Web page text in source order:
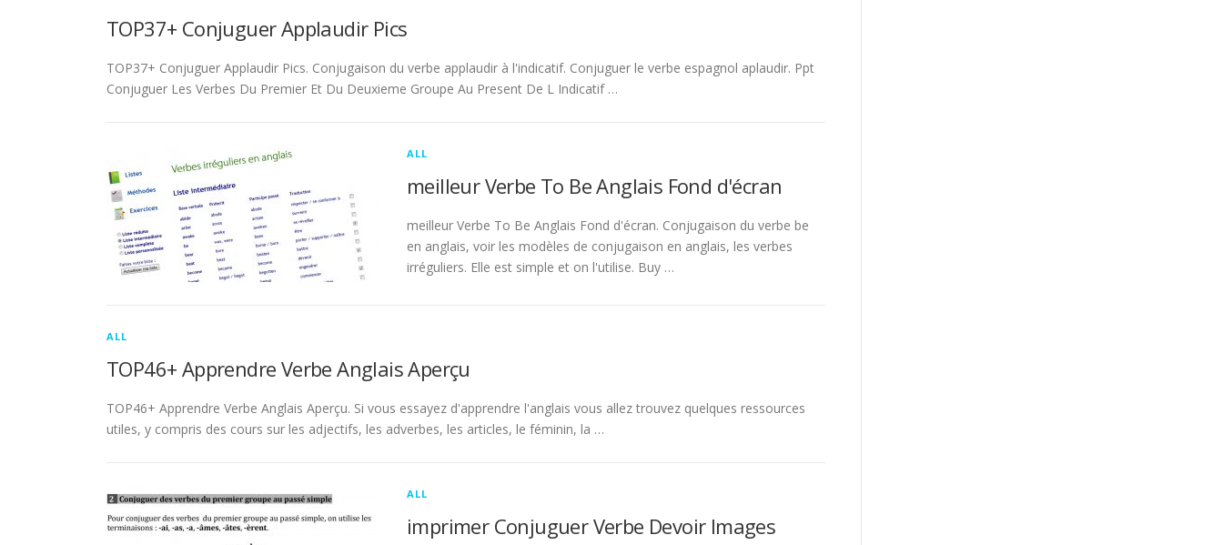
TOP37+ Conjuguer Applaudir Pics
TOP37+ Conjuguer Applaudir Pics. Conjugaison du verbe applaudir à l'indicatif. Conjuguer le verbe espagnol aplaudir. Ppt
Conjuguer Les Verbes Du Premier Et Du Deuxieme Groupe Au Present De L Indicatif …
ALL
meilleur Verbe To Be Anglais Fond d'écran
meilleur Verbe To Be Anglais Fond d'écran. Conjugaison du verbe be
en anglais, voir les modèles de conjugaison en anglais, les verbes
irréguliers. Elle est simple et on l'utilise. Buy …
ALL
TOP46+ Apprendre Verbe Anglais Aperçu
TOP46+ Apprendre Verbe Anglais Aperçu. Si vous essayez d'apprendre l'anglais vous allez trouvez quelques ressources
utiles, y compris des cours sur les adjectifs, les adverbes, les articles, le féminin, la …
ALL
imprimer Conjuguer Verbe Devoir Images